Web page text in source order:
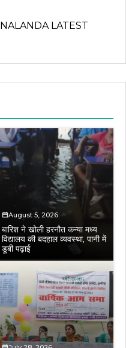
LATEST
August 5, 2026
बारिश ने खोली हरनौत कन्या मध्य
विद्यालय की बदहाल व्यवस्था, पानी में
डूबी पढ़ाई